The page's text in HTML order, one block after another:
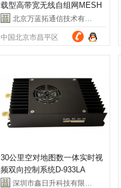
载型高带宽无线自组网MESH
无人机设备
北京万蓝拓通信技术有限公司
中国北京市昌平区
30公里空对地图数一体实时视
频双向控制系统D-933LA
深圳市鑫日升科技有限公司